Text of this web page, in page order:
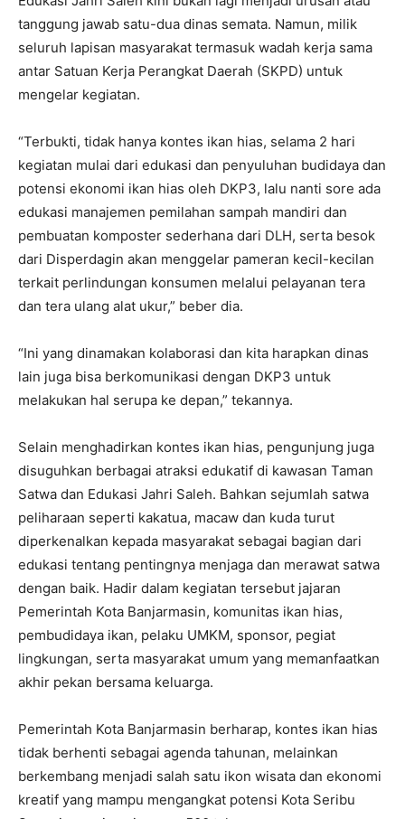
tanggung jawab satu-dua dinas semata. Namun, milik
seluruh lapisan masyarakat termasuk wadah kerja sama
antar Satuan Kerja Perangkat Daerah (SKPD) untuk
mengelar kegiatan.
“Terbukti, tidak hanya kontes ikan hias, selama 2 hari
kegiatan mulai dari edukasi dan penyuluhan budidaya dan
potensi ekonomi ikan hias oleh DKP3, lalu nanti sore ada
edukasi manajemen pemilahan sampah mandiri dan
pembuatan komposter sederhana dari DLH, serta besok
dari Disperdagin akan menggelar pameran kecil-kecilan
terkait perlindungan konsumen melalui pelayanan tera
dan tera ulang alat ukur,” beber dia.
“Ini yang dinamakan kolaborasi dan kita harapkan dinas
lain juga bisa berkomunikasi dengan DKP3 untuk
melakukan hal serupa ke depan,” tekannya.
Selain menghadirkan kontes ikan hias, pengunjung juga
disuguhkan berbagai atraksi edukatif di kawasan Taman
Satwa dan Edukasi Jahri Saleh. Bahkan sejumlah satwa
peliharaan seperti kakatua, macaw dan kuda turut
diperkenalkan kepada masyarakat sebagai bagian dari
edukasi tentang pentingnya menjaga dan merawat satwa
dengan baik. Hadir dalam kegiatan tersebut jajaran
Pemerintah Kota Banjarmasin, komunitas ikan hias,
pembudidaya ikan, pelaku UMKM, sponsor, pegiat
lingkungan, serta masyarakat umum yang memanfaatkan
akhir pekan bersama keluarga.
Pemerintah Kota Banjarmasin berharap, kontes ikan hias
tidak berhenti sebagai agenda tahunan, melainkan
berkembang menjadi salah satu ikon wisata dan ekonomi
kreatif yang mampu mengangkat potensi Kota Seribu